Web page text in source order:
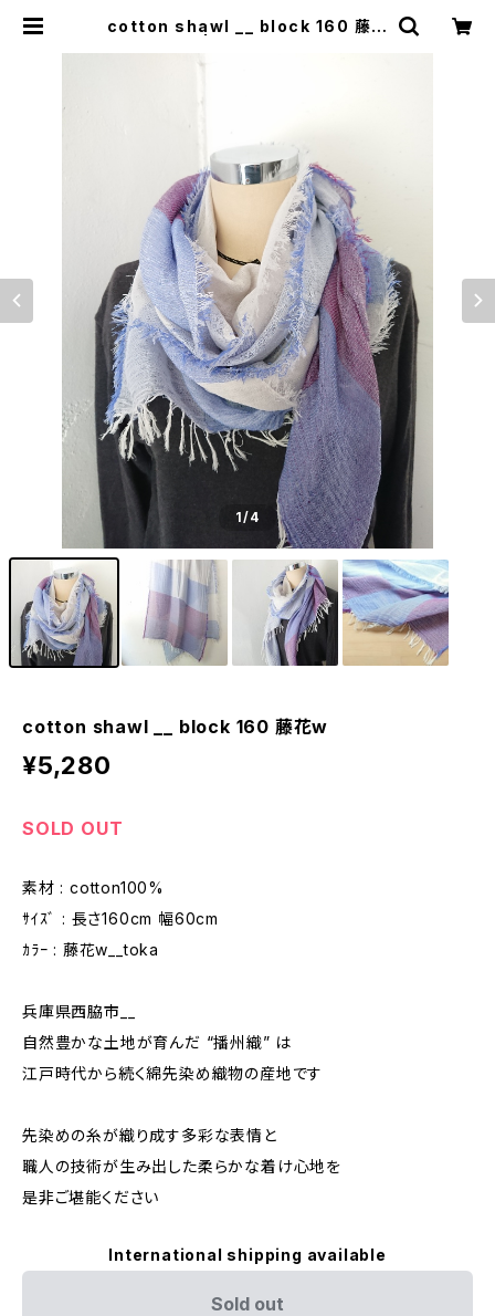
cotton shawl __ block 160 藤花
1/4
cotton shawl __ block 160 藤花w
¥5,280
SOLD OUT
素材 : cotton100%
ｻｲｽﾞ : 長さ160cm 幅60cm
ｶﾗｰ : 藤花w__toka
兵庫県西脇市__
自然豊かな土地が育んだ “播州織” は
江戸時代から続く綿先染め織物の産地です
先染めの糸が織り成す多彩な表情と
職人の技術が生み出した柔らかな着け心地を
是非ご堪能ください
International shipping available
Sold out